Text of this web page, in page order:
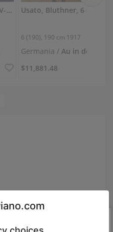
Usato, Steinway & Sons, V-125 Usato, Bluthner, 6 (190)
6 (190), 190 cm 1917
Germania / Au in der
$11,881.48